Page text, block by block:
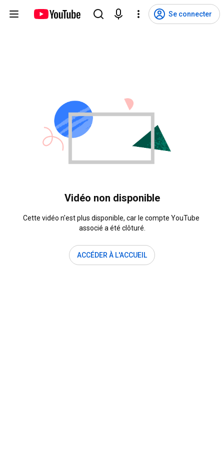
Se connecter
Vidéo non disponible
Cette vidéo n'est plus disponible, car le compte YouTube
associé a été clôturé.
ACCÉDER À L'ACCUEIL